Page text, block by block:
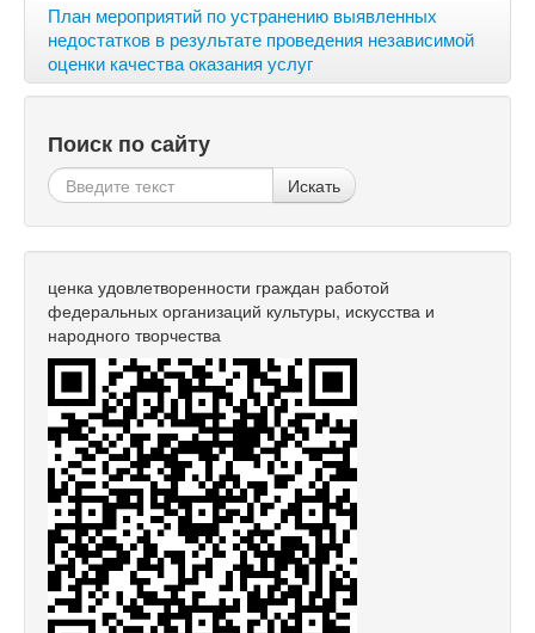
План мероприятий по устранению выявленных
недостатков в результате проведения независимой
оценки качества оказания услуг
Поиск по сайту
Искать
ценка удовлетворенности граждан работой
федеральных организаций культуры, искусства и
народного творчества